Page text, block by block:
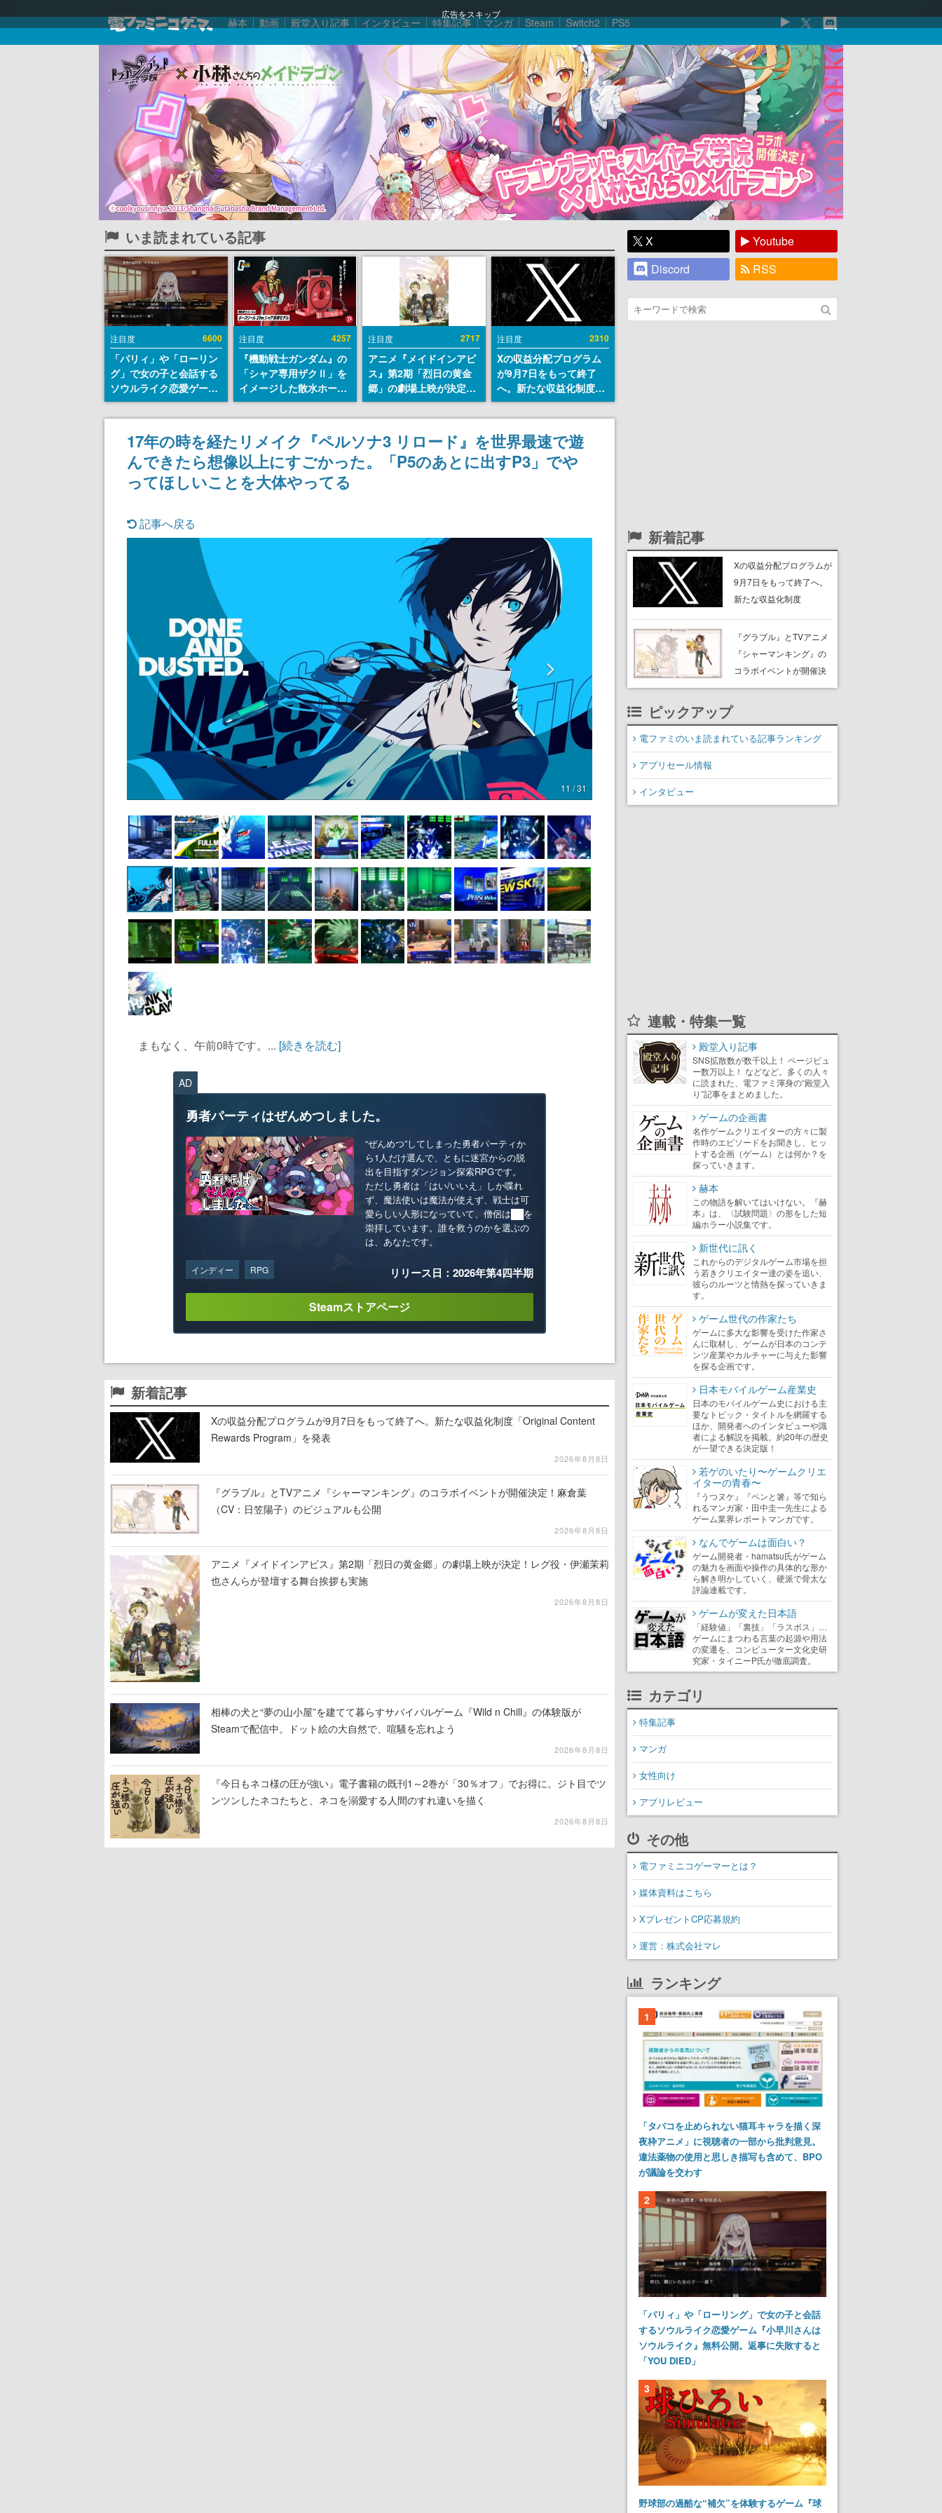
広告をスキップ
赫本 動画 殿堂入り記事 インタビュー 特集記事 マンガ Steam Switch2 PS5
いま読まれている記事
注目度 6600
「パリィ」や「ローリン
グ」で女の子と会話する
ソウルライク恋愛ゲーム
『小早川さんはソウルラ
イク』無料公開。返事に
失敗すると「YOU
DIED」
注目度 4257
『機動戦士ガンダム』の
「シャア専用ザクⅡ」を
イメージした散水ホース
リールが予約開始。本体
にはシャアのパーソナル
マークやジオン公国軍の
エンブレム、型式番号な
どを配置
注目度 2717
アニメ『メイドインアビ
ス』第2期「烈日の黄金
郷」の劇場上映が決定！
レグ役・伊瀬茉莉也さん
らが登壇する舞台挨拶も
実施
注目度 2310
Xの収益分配プログラム
が9月7日をもって終了
へ。新たな収益化制度
「Original Content
Rewards Program」を
発表
17年の時を経たリメイク『ペルソナ3 リロード』を世界最速で遊
んできたら想像以上にすごかった。「P5のあとに出すP3」でや
ってほしいことを大体やってる
記事へ戻る
11 / 31
まもなく、午前0時です。... [続きを読む]
AD
勇者パーティはぜんめつしました。
“ぜんめつ”してしまった勇者パーティか
ら1人だけ選んで、ともに迷宮からの脱
出を目指すダンジョン探索RPGです。
ただし勇者は「はい/いいえ」しか喋れ
ず、魔法使いは魔法が使えず、戦士は可
愛らしい人形になっていて、僧侶は██を
崇拝しています。誰を救うのかを選ぶの
は、あなたです。
インディー RPG リリース日：2026年第4四半期
Steamストアページ
新着記事
Xの収益分配プログラムが9月7日をもって終了へ。新たな収益化制度「Original Content
Rewards Program」を発表
2026年8月8日
『グラブル』とTVアニメ『シャーマンキング』のコラボイベントが開催決定！麻倉葉
（CV：日笠陽子）のビジュアルも公開
2026年8月8日
アニメ『メイドインアビス』第2期「烈日の黄金郷」の劇場上映が決定！レグ役・伊瀬茉莉
也さんらが登壇する舞台挨拶も実施
2026年8月8日
相棒の犬と“夢の山小屋”を建てて暮らすサバイバルゲーム『Wild n Chill』の体験版が
Steamで配信中。ドット絵の大自然で、喧騒を忘れよう
2026年8月8日
『今日もネコ様の圧が強い』電子書籍の既刊1～2巻が「30％オフ」でお得に。ジト目でツ
ンツンしたネコたちと、ネコを溺愛する人間のすれ違いを描く
2026年8月8日
X
Youtube
Discord
RSS
新着記事
Xの収益分配プログラムが
9月7日をもって終了へ。
新たな収益化制度
Rewards Program」を発
表
『グラブル』とTVアニメ
『シャーマンキング』の
コラボイベントが開催決
定！麻倉葉（CV：日笠陽
ピックアップ
電ファミのいま読まれている記事ランキング
アプリセール情報
インタビュー
連載・特集一覧
殿堂入り記事
SNS拡散数が数千以上！ ページビュ
ー数万以上！ などなど。多くの人々
に読まれた、電ファミ渾身の“殿堂入
り”記事をまとめました。
ゲームの企画書
名作ゲームクリエイターの方々に製
作時のエピソードをお聞きし、ヒッ
トする企画（ゲーム）とは何か？を
探っていきます。
赫本
この物語を解いてはいけない。『赫
本』は、〈試験問題〉の形をした短
編ホラー小説集です。
新世代に訊く
これからのデジタルゲーム市場を担
う若きクリエイター達の姿を追い、
彼らのルーツと情熱を探っていきま
す。
ゲーム世代の作家たち
ゲームに多大な影響を受けた作家さ
んに取材し、ゲームが日本のコンテ
ンツ産業やカルチャーに与えた影響
を探る企画です。
日本モバイルゲーム産業史
日本のモバイルゲーム史における主
要なトピック・タイトルを網羅する
ほか、開発者へのインタビューや識
者による解説を掲載。約20年の歴史
が一望できる決定版！
若ゲのいたり〜ゲームクリエ
イターの青春〜
『うつヌケ』『ペンと箸』等で知ら
れるマンガ家・田中圭一先生による
ゲーム業界レポートマンガです。
なんでゲームは面白い？
ゲーム開発者・hamatsu氏がゲーム
の魅力を画面や操作の具体的な形か
ら解き明かしていく、硬派で骨太な
評論連載です。
ゲームが変えた日本語
「経験値」「裏技」「ラスボス」…
ゲームにまつわる言葉の起源や用法
の変遷を、コンピューター文化史研
究家・タイニーP氏が徹底調査。
カテゴリ
特集記事
マンガ
女性向け
アプリレビュー
その他
電ファミニコゲーマーとは？
媒体資料はこちら
XプレゼントCP応募規約
運営：株式会社マレ
ランキング
1
「タバコを止められない猫耳キャラを描く深
夜枠アニメ」に視聴者の一部から批判意見。
違法薬物の使用と思しき描写も含めて、BPO
が議論を交わす
2
「パリィ」や「ローリング」で女の子と会話
するソウルライク恋愛ゲーム『小早川さんは
ソウルライク』無料公開。返事に失敗すると
「YOU DIED」
3
野球部の過酷な“補欠”を体験するゲーム『球